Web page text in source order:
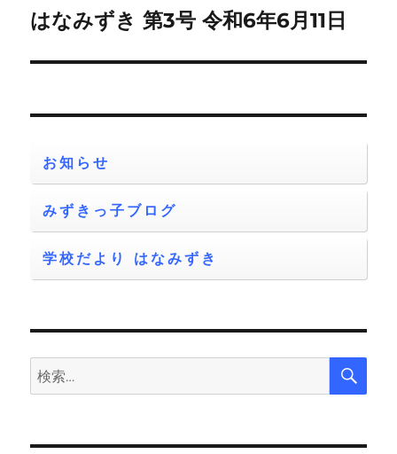
ゲ
ー
ン
次
投
はなみずき 第3号 令和6年6月11日
お知らせ
みずきっ子ブログ
学校だより はなみずき
検
索:
検